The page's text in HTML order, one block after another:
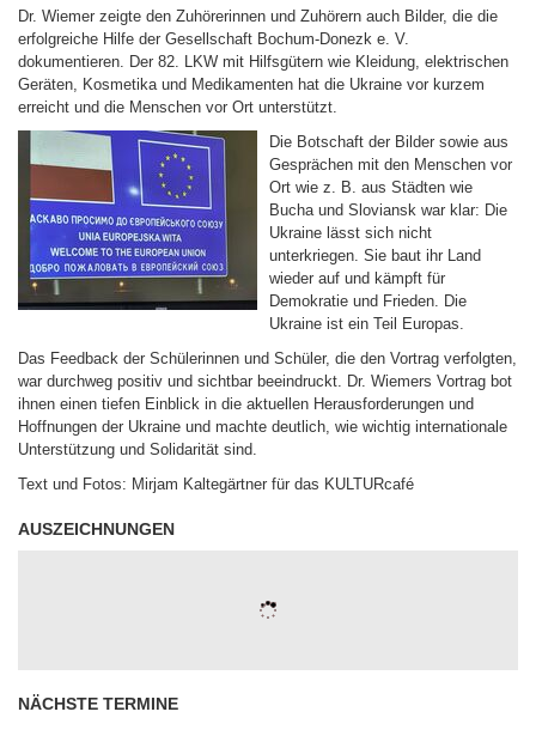
Dr. Wiemer zeigte den Zuhörerinnen und Zuhörern auch Bilder, die die
erfolgreiche Hilfe der Gesellschaft Bochum-Donezk e. V.
dokumentieren. Der 82. LKW mit Hilfsgütern wie Kleidung, elektrischen
Geräten, Kosmetika und Medikamenten hat die Ukraine vor kurzem
erreicht und die Menschen vor Ort unterstützt.
Die Botschaft der Bilder sowie aus
Gesprächen mit den Menschen vor
Ort wie z. B. aus Städten wie
Bucha und Sloviansk war klar: Die
Ukraine lässt sich nicht
unterkriegen. Sie baut ihr Land
wieder auf und kämpft für
Demokratie und Frieden. Die
Ukraine ist ein Teil Europas.
Das Feedback der Schülerinnen und Schüler, die den Vortrag verfolgten,
war durchweg positiv und sichtbar beeindruckt. Dr. Wiemers Vortrag bot
ihnen einen tiefen Einblick in die aktuellen Herausforderungen und
Hoffnungen der Ukraine und machte deutlich, wie wichtig internationale
Unterstützung und Solidarität sind.
Text und Fotos: Mirjam Kaltegärtner für das KULTURcafé
AUSZEICHNUNGEN
NÄCHSTE TERMINE